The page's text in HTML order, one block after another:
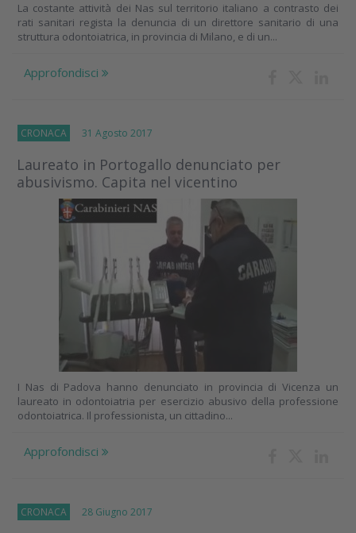
La costante attività dei Nas sul territorio italiano a contrasto dei
rati sanitari regista la denuncia di un direttore sanitario di una
struttura odontoiatrica, in provincia di Milano, e di un...
Approfondisci
CRONACA 31 Agosto 2017
Laureato in Portogallo denunciato per
abusivismo. Capita nel vicentino
I Nas di Padova hanno denunciato in provincia di Vicenza un
laureato in odontoiatria per esercizio abusivo della professione
odontoiatrica. Il professionista, un cittadino...
Approfondisci
CRONACA 28 Giugno 2017